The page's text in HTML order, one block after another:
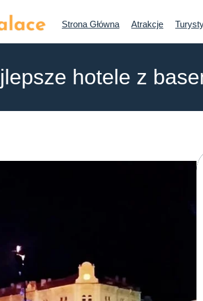
Strona Główna Atrakcje
hotele z